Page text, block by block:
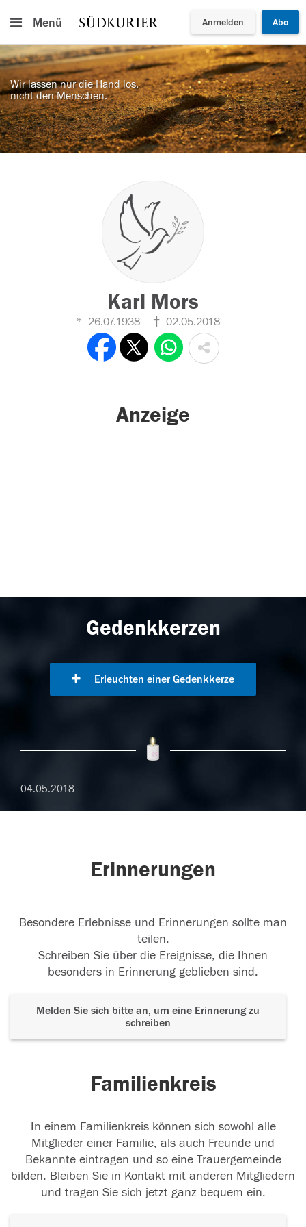
Menü Anmelden Abo
Wir lassen nur die Hand los,
nicht den Menschen.
Karl Mors
26.07.1938 02.05.2018
Anzeige
Gedenkkerzen
Erleuchten einer Gedenkkerze
04.05.2018
Erinnerungen
Besondere Erlebnisse und Erinnerungen sollte man
teilen.
Schreiben Sie über die Ereignisse, die Ihnen
besonders in Erinnerung geblieben sind.
Melden Sie sich bitte an, um eine Erinnerung zu
schreiben
Familienkreis
In einem Familienkreis können sich sowohl alle
Mitglieder einer Familie, als auch Freunde und
Bekannte eintragen und so eine Trauergemeinde
bilden. Bleiben Sie in Kontakt mit anderen Mitgliedern
und tragen Sie sich jetzt ganz bequem ein.